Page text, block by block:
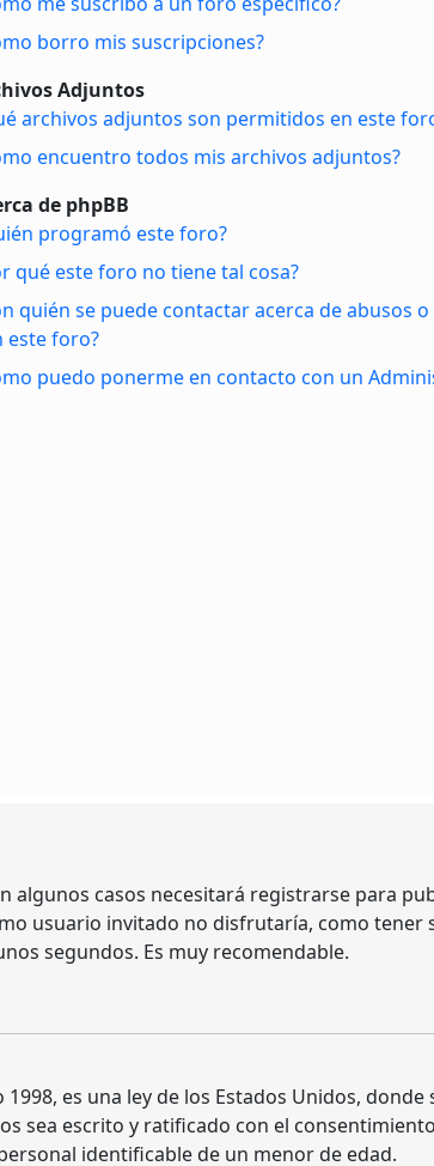
borro mis suscripciones?
Adjuntos
archivos adjuntos son permitidos en este
encuentro todos mis archivos adjuntos?
de phpBB
programó este foro?
qué este foro no tiene tal cosa?
quién se puede contactar acerca de abusos
este foro?
puedo ponerme en contacto con un
casos necesitará registrarse para
usuario invitado no disfrutaría, como tener
segundos. Es muy recomendable.
es una ley de los Estados Unidos,
sea escrito y ratificado con el
identificable de un menor de edad.